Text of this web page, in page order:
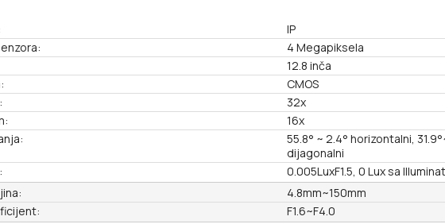
IP
4 Megapiksela
12.8 inča
CMOS
32x
16x
55.8° ~ 2.4° horizontalni,
dijagonalni
0.005LuxF1.5, 0 Lux sa
4.8mm~150mm
F1.6~F4.0